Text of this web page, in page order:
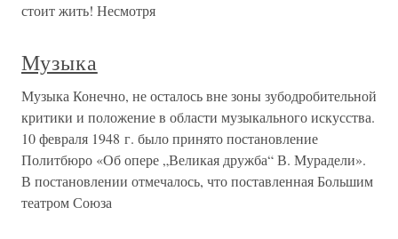
стоит жить! Несмотря
Музыка
Музыка Конечно, не осталось вне зоны зубодробительной
критики и положение в области музыкального искусства.
10 февраля 1948 г. было принято постановление
Политбюро «Об опере „Великая дружба“ В. Мурадели».
В постановлении отмечалось, что поставленная Большим
театром Союза